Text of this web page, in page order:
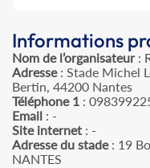
Informations
Nom de l’organisateur:
Adresse: Stade Michel
Bertin, 44200 Nantes
Téléphone 1 :
Email : -
Site internet : -
Adresse du stade: 19
NANTES